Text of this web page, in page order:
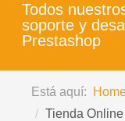
Todos
soporte y
Prestashop
Está aquí:
Tienda